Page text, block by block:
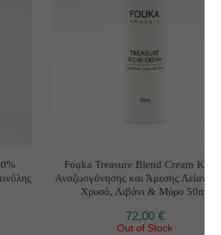
Fouka Treasure Blend Cream Κρέμα
Αναζωογόνησης και Άμεσης Λείανσης
Χρυσό, Λιβάνι & Μύρο 50ml
72,00 €
Out of Stock